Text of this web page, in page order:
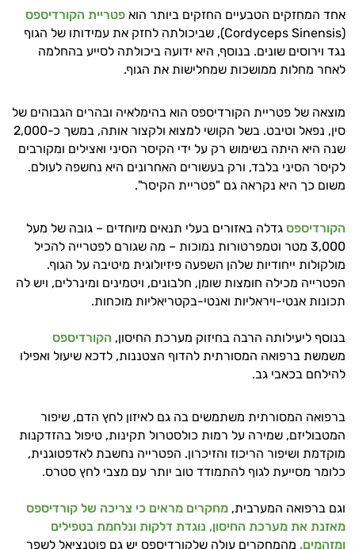
אחד המחזקים הטבעיים החזקים ביותר הוא פטריית הקורדיספס
(Cordyceps Sinensis), שביכולתה לחזק את עמידותו של הגוף
נגד וירוסים שונים. בנוסף, היא ידועה ביכולתה לסייע בהחלמה
לאחר מחלות ממושכות שמחלישות את הגוף.
מוצאה של פטריית הקורדיספס הוא בהימלאיה ובהרים הגבוהים של
סין, נפאל וטיבט. בשל הקושי למצוא ולקצור אותה, במשך כ-2,000
שנה היא היתה בשימוש רק על ידי הקיסר הסיני ואצילים ומקורבים
לקיסר הסיני בלבד, ורק בעשורים האחרונים היא נחשפה לעולם.
משום כך היא נקראה גם "פטריית הקיסר".
הקורדיספס גדלה באזורים בעלי תנאים מיוחדים – גובה של מעל
3,000 מטר וטמפרטורות נמוכות – מה שגורם לפטרייה להכיל
מולקולות ייחודיות שלהן השפעה פיזיולוגית מיטיבה על הגוף.
הפטרייה מכילה חומצות שומן, חלבונים, ויטמינים ומינרלים, ויש לה
תכונות אנטי-ויראליות ואנטי-בקטריאליות מוכחות.
בנוסף ליעילותה הרבה בחיזוק מערכת החיסון, הקורדיספס
משמשת ברפואה המסורתית להדוף הצטננות, לדכא שיעול ואפילו
להילחם בכאבי גב.
ברפואה המסורתית משתמשים בה גם לאיזון לחץ הדם, שיפור
המטבוליזם, שמירה על רמות כולסטרול תקינות, טיפול בהזדקנות
מוקדמת ושיפור הריכוז והזיכרון. הפטרייה נחשבת לאדפטוגנית,
כלומר מסייעת לגוף להתמודד טוב יותר עם מצבי לחץ סטרס.
וגם ברפואה המערבית, מחקרים מראים כי צריכה של קורדיספס
מאזנת את מערכת החיסון, נוגדת דלקות ונלחמת בטפילים
ומזהמים. מהמחקרים עולה שלקורדיספס יש גם פוטנציאל לשפר